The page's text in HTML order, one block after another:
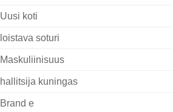
Uusi koti
loistava soturi
Maskuliinisuus
hallitsija kuningas
Brand e